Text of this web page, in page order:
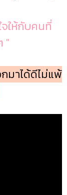
จให้กับคนที่
"
มาได้ดีไม่แพ้